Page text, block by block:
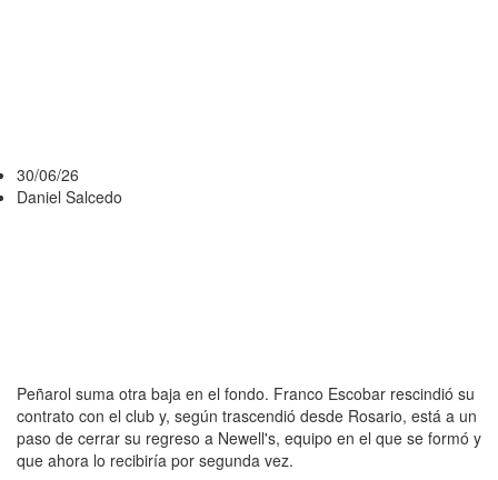
30/06/26
Daniel Salcedo
Peñarol suma otra baja en el fondo. Franco Escobar rescindió su
contrato con el club y, según trascendió desde Rosario, está a un
paso de cerrar su regreso a Newell's, equipo en el que se formó y
que ahora lo recibiría por segunda vez.